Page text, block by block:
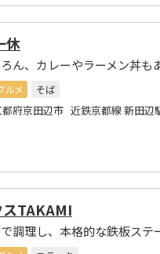
休
ルメ
そば
都府京田辺市 近鉄京都線 新田辺
TAKAMI
調理し、本格的な鉄板ステ